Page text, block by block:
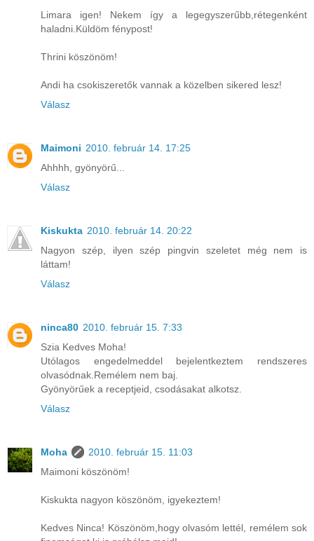
Limara igen! Nekem így a legegyszerűbb,rétegenként
haladni.Küldöm fénypost!
Thrini köszönöm!
Andi ha csokiszeretők vannak a közelben sikered lesz!
Válasz
Maimoni 2010. február 14. 17:25
Ahhhh, gyönyörű...
Válasz
Kiskukta 2010. február 14. 20:22
Nagyon szép, ilyen szép pingvin szeletet még nem is
láttam!
Válasz
ninca80 2010. február 15. 7:33
Szia Kedves Moha!
Utólagos engedelmeddel bejelentkeztem rendszeres
olvasódnak.Remélem nem baj.
Gyönyörűek a receptjeid, csodásakat alkotsz.
Válasz
Moha
2010. február 15. 11:03
Maimoni köszönöm!
Kiskukta nagyon köszönöm, igyekeztem!
Kedves Ninca! Köszönöm,hogy olvasóm lettél, remélem sok